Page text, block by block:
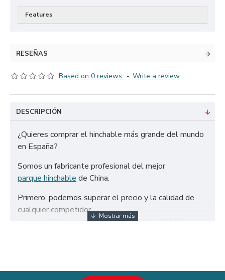
Features
RESEÑAS
Based on 0 reviews. - Write a review
DESCRIPCIÓN
¿Quieres comprar el hinchable más grande del mundo
en España?
Somos un fabricante profesional del mejor
parque hinchable de China.
Primero, podemos superar el precio y la calidad de
cualquier competidor.
En segundo lugar, solo utilizamos tela de PVC de
En tercer lugar, nuestros parque hinchable están